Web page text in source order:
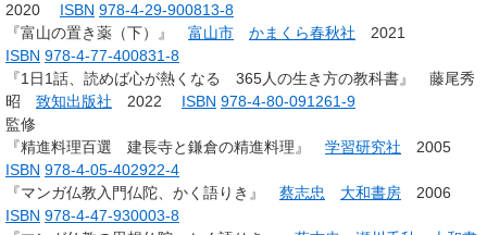
2020 ISBN 978-4-29-900813-8
『富山の置き薬（下）』 富山市 かまくら春秋社 2021
ISBN 978-4-77-400831-8
『1日1話、読めば心が熱くなる 365人の生き方の教科書』 藤尾秀
昭 致知出版社 2022 ISBN 978-4-80-091261-9
監修
『精進料理百選 建長寺と鎌倉の精進料理』 学習研究社 2005
ISBN 978-4-05-402922-4
『マンガ仏教入門仏陀、かく語りき』 蔡志忠 大和書房 2006
ISBN 978-4-47-930003-8